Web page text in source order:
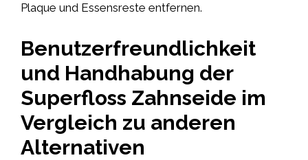
Plaque und Essensreste entfernen.
Benutzerfreundlichkeit
und Handhabung der
Superfloss Zahnseide im
Vergleich zu anderen
Alternativen